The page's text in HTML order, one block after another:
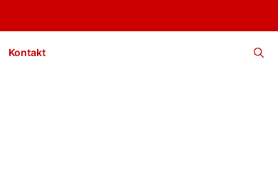
Kontakt